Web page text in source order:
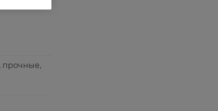
прочные,